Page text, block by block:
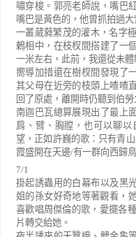
嘯穿梭。郭亮老師說，嘴巴
嘴巴是黃色的，他曾抓拍過
一叢葳蕤繁茂的灌木，名字
鶇相中，在枝杈間搭建了一
一米左右，此前，我還從未
嚮導加措還在樹杈間發現了
其父母在近旁的枝頭上喳喳
回了原處，離開時仍聽到伯
南迦巴瓦總算展現出了最上
肩、臂、胸膛，也可以聊
望，正如許巍的歌：只有青
霞盛開在天邊/有一群向西歸鳥
7/1
掛起誘蟲用的白幕布以及黑
姐的孫女好奇地等著觀看，
喜歡唱周傑倫的歌，愛擺各種
片轉交給她。